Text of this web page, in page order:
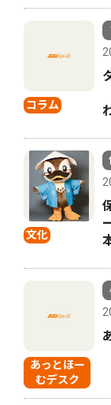
コラム
文化
あっとほー
むデスク